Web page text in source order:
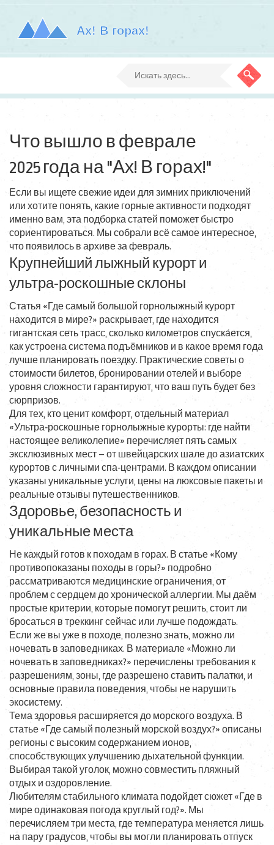
Что вышло в феврале
2025 года на "Ах! В горах!"
Если вы ищете свежие идеи для зимних приключений
или хотите понять, какие горные активности подходят
именно вам, эта подборка статей поможет быстро
сориентироваться. Мы собрали всё самое интересное,
что появилось в архиве за февраль.
Крупнейший лыжный курорт и
ультра‑роскошные склоны
Статья «Где самый большой горнолыжный курорт
находится в мире?» раскрывает, где находится
гигантская сеть трасс, сколько километров спуска́ется,
как устроена система подъёмников и в какое время года
лучше планировать поездку. Практические советы о
стоимости билетов, бронировании отелей и выборе
уровня сложности гарантируют, что ваш путь будет без
сюрпризов.
Для тех, кто ценит комфорт, отдельный материал
«Ультра‑роскошные горнолыжные курорты: где найти
настоящее великолепие» перечисляет пять самых
эксклюзивных мест – от швейцарских шале до азиатских
курортов с личными спа‑центрами. В каждом описании
указаны уникальные услуги, цены на люксовые пакеты и
реальные отзывы путешественников.
Здоровье, безопасность и
уникальные места
Не каждый готов к походам в горах. В статье «Кому
противопоказаны походы в горы?» подробно
рассматриваются медицинские ограничения, от
проблем с сердцем до хронической аллергии. Мы даём
простые критерии, которые помогут решить, стоит ли
бросаться в треккинг сейчас или лучше подождать.
Если же вы уже в походе, полезно знать, можно ли
ночевать в заповедниках. В материале «Можно ли
ночевать в заповедниках?» перечислены требования к
разрешениям, зоны, где разрешено ставить палатки, и
основные правила поведения, чтобы не нарушить
экосистему.
Тема здоровья расширяется до морского воздуха. В
статье «Где самый полезный морской воздух?» описаны
регионы с высоким содержанием ионов,
способствующих улучшению дыхательной функции.
Выбирая такой уголок, можно совместить пляжный
отдых и оздоровление.
Любителям стабильного климата подойдет сюжет «Где в
мире одинаковая погода круглый год?». Мы
перечисляем три места, где температура меняется лишь
на пару градусов, чтобы вы могли планировать отпуск